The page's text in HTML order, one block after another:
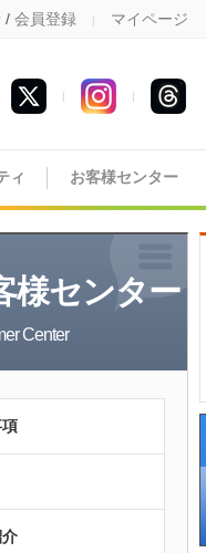
/ 会員登録 | マイページ
|
|
ィ お客様センター
様センター
Center